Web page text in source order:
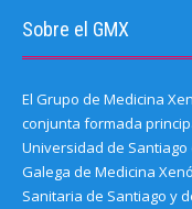
Sobre el GMX
El Grupo de Medicina
conjunta formada
Universidad de Santiago
Galega de Medicina
Sanitaria de Santiago y